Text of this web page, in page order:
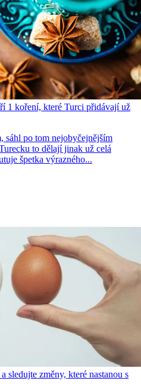
1 koření, které Turci přidávají už
sáhl po tom nejobyčejnějším
to dělají jinak už celá
špetka výrazného...
sledujte změny, které nastanou s